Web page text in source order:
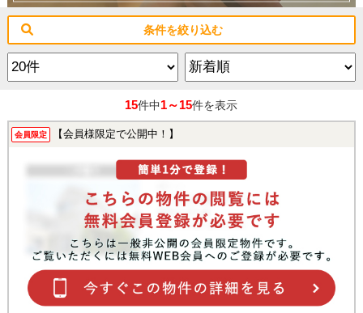
条件を絞り込む
15件中1～15件を表示
会員限定 【会員様限定で公開中！】